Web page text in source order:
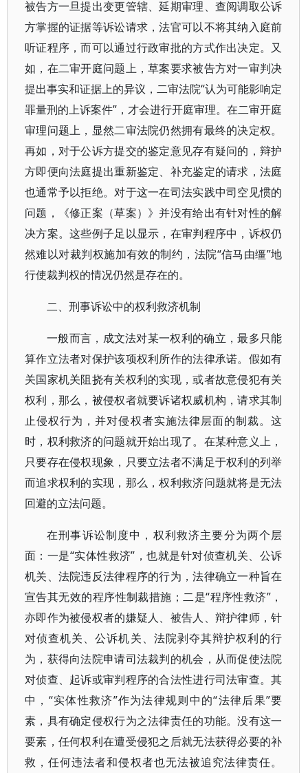
被告方一旦提出变更管辖、延期审理、查阅调取公诉
方掌握的证据等诉讼请求，法官可以不将其纳入庭前
听证程序，而可以通过行政审批的方式作出决定。又
如，在二审开庭问题上，草案要求被告方对一审判决
提出事实和证据上的异议，二审法院“认为可能影响定
罪量刑的上诉案件”，才会进行开庭审理。在二审开庭
审理问题上，显然二审法院仍然拥有最终的决定权。
再如，对于公诉方提交的鉴定意见存有疑问的，辩护
方即便向法庭提出重新鉴定、补充鉴定的请求，法庭
也通常予以拒绝。对于这一在司法实践中司空见惯的
问题，《修正案（草案）》并没有给出有针对性的解
决方案。这些例子足以显示，在审判程序中，诉权仍
然难以对裁判权施加有效的制约，法院“信马由缰”地
行使裁判权的情况仍然是存在的。
二、刑事诉讼中的权利救济机制
一般而言，成文法对某一权利的确立，最多只能
算作立法者对保护该项权利所作的法律承诺。假如有
关国家机关阻挠有关权利的实现，或者故意侵犯有关
权利，那么，被侵权者就要诉诸权威机构，请求其制
止侵权行为，并对侵权者实施法律层面的制裁。这
时，权利救济的问题就开始出现了。在某种意义上，
只要存在侵权现象，只要立法者不满足于权利的列举
而追求权利的实现，那么，权利救济问题就将是无法
回避的立法问题。
在刑事诉讼制度中，权利救济主要分为两个层
面：一是“实体性救济”，也就是针对侦查机关、公诉
机关、法院违反法律程序的行为，法律确立一种旨在
宣告其无效的程序性制裁措施；二是“程序性救济”，
亦即作为被侵权者的嫌疑人、被告人、辩护律师，针
对侦查机关、公诉机关、法院剥夺其辩护权利的行
为，获得向法院申请司法裁判的机会，从而促使法院
对侦查、起诉或审判程序的合法性进行司法审查。其
中，“实体性救济”作为法律规则中的“法律后果”要
素，具有确定侵权行为之法律责任的功能。没有这一
要素，任何权利在遭受侵犯之后就无法获得必要的补
救，任何违法者和侵权者也无法被追究法律责任。